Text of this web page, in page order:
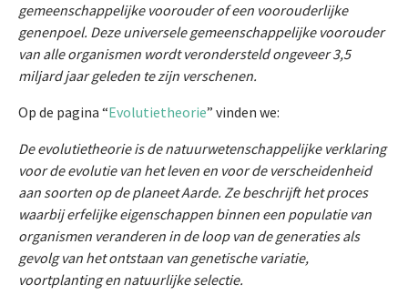
gemeenschappelijke voorouder of een voorouderlijke
genenpoel. Deze universele gemeenschappelijke voorouder
van alle organismen wordt verondersteld ongeveer 3,5
miljard jaar geleden te zijn verschenen.
Op de pagina “Evolutietheorie” vinden we:
De evolutietheorie is de natuurwetenschappelijke verklaring
voor de evolutie van het leven en voor de verscheidenheid
aan soorten op de planeet Aarde. Ze beschrijft het proces
waarbij erfelijke eigenschappen binnen een populatie van
organismen veranderen in de loop van de generaties als
gevolg van het ontstaan van genetische variatie,
voortplanting en natuurlijke selectie.